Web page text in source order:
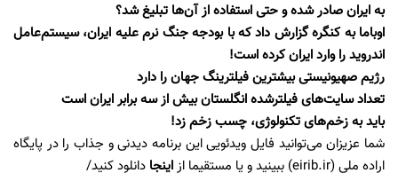
به ایران صادر شده و حتی استفاده از آن‌ها تبلیغ شد؟
اوباما به کنگره گزارش داد که با بودجه جنگ نرم علیه ایران، سیستم‌عامل
اندروید را وارد ایران کرده است!
رژیم صهیونیستی بیشترین فیلترینگ جهان را دارد
تعداد سایت‌های فیلترشده انگلستان بیش از سه برابر ایران است
باید به زخم‌های تکنولوژی، چسب زخم زد!
شما عزیزان می‌توانید فایل ویدئویی این برنامه دیدنی و جذاب را در پایگاه
اراده ملی (eirib.ir)
ببینید و یا مستقیما ازاینجا دانلود کنید/